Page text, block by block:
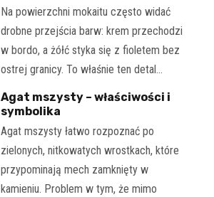
Na powierzchni mokaitu często widać
drobne przejścia barw: krem przechodzi
w bordo, a żółć styka się z fioletem bez
ostrej granicy. To właśnie ten detal…
Agat mszysty – właściwości i
symbolika
Agat mszysty łatwo rozpoznać po
zielonych, nitkowatych wrostkach, które
przypominają mech zamknięty w
kamieniu. Problem w tym, że mimo